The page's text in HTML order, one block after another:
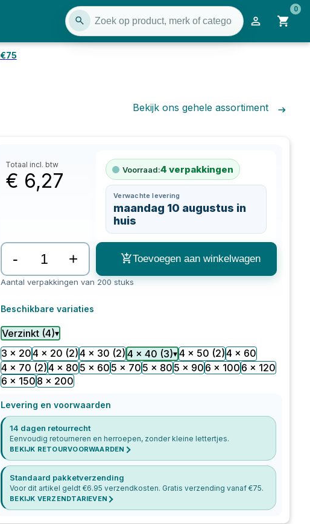
0
€75
Bekijk ons gehele assortiment
Totaal incl. btw
€ 6,27 Voorraad:4 verpakkingen
Verwachte levering
maandag 10 augustus in
huis
- + Toevoegen aan winkelwagen
Aantal verpakkingen van 200 stuks
Beschikbare variaties
Verzinkt (4)▾
3 x 204 x 20 (2)4 x 30 (2) 4 x 40 (3)▾4 x 50 (2)4 x 60
4 x 70 (2)4 x 80 5 x 60 5 x 70 5 x 80 5 x 90 6 x 100 6 x 120
6 x 150 8 x 200
Levering en voorwaarden
14 dagen retourrecht
Eenvoudig retourneren en herroepen, zonder kleine lettertjes.
BEKIJK RETOURVOORWAARDEN
Standaard pakketverzending
Voor dit artikel geldt €6.95 verzendkosten. Gratis verzending vanaf €75.
BEKIJK VERZENDTARIEVEN